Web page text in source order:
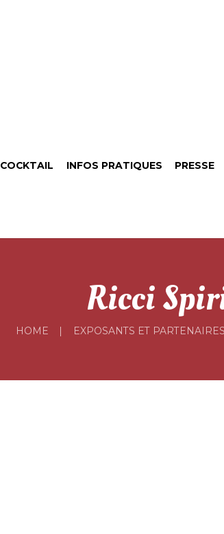
COCKTAIL INFOS PRATIQUES PRESSE
Ricci
HOME EXPOSANTS ET PARTENAIRES